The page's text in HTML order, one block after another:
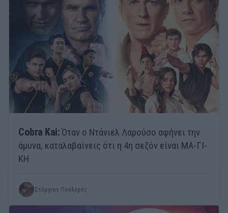
Cobra Kai:Όταν ο Ντάνιελ Λαρούσο αφήνει την
άμυνα, καταλαβαίνεις ότι η 4η σεζόν είναι ΜΑ-ΓΙ-
ΚΗ
Στέργιος Πουλερές